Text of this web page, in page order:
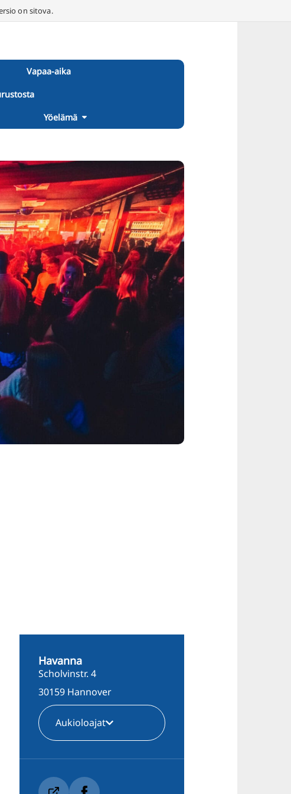
on sitova.
Vapaa-aika
Yöelämä
Havanna
Scholvinstr. 4
30159 Hannover
Aukioloajat